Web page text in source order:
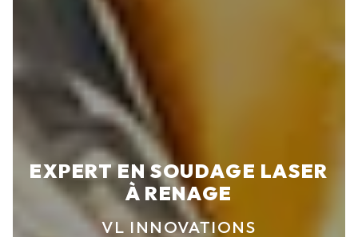
EXPERT EN SOUDAGE LASER
À RENAGE
VL INNOVATIONS